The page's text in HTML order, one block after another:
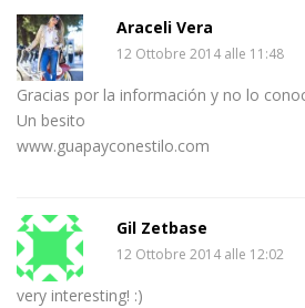
Araceli Vera
12 Ottobre 2014 alle 11:48
Gracias por la información y no lo
Un besito
www.guapayconestilo.com
Gil Zetbase
12 Ottobre 2014 alle 12:02
very interesting! :)